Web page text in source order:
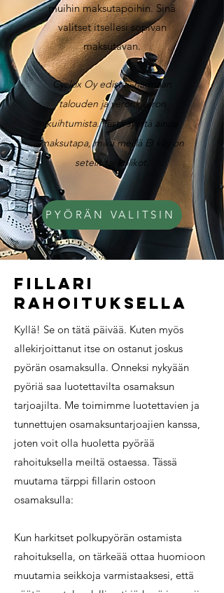
muihin maksutapoihin. Sinä
valitset itsellesi sopivan
maksutavan.
Cyclox Oy edistää harmaan
talouden ja veronkierron
kuihtumista. Tästä syystä ainoa
maksutapa, mikä meillä EI käy on
setelit tai kolikot.
PYÖRÄN VALITSIN
Fillari
rahoituksella
Kyllä! Se on tätä päivää. Kuten myös
allekirjoittanut itse on ostanut joskus
pyörän osamaksulla. Onneksi nykyään
pyöriä saa luotettavilta osamaksun
tarjoajilta. Me toimimme luotettavien ja
tunnettujen osamaksuntarjoajien kanssa,
joten voit olla huoletta pyörää
rahoituksella meiltä ostaessa. Tässä
muutama tärppi fillarin ostoon
osamaksulla:
Kun harkitset polkupyörän ostamista
rahoituksella, on tärkeää ottaa huomioon
muutamia seikkoja varmistaaksesi, että